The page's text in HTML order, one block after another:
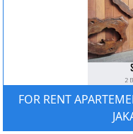
FOR RENT